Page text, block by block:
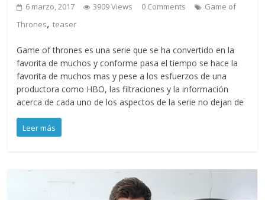
6 marzo, 2017 3909 Views 0 Comments
Game of
Thrones,teaser
Game of thrones es una serie que se ha convertido en la
favorita de muchos y conforme pasa el tiempo se hace la
favorita de muchos mas y pese a los esfuerzos de una
productora como HBO, las filtraciones y la información
acerca de cada uno de los aspectos de la serie no dejan de
Leer más